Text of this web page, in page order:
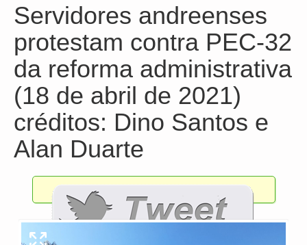
Servidores andreenses
protestam contra PEC-32
da reforma administrativa
(18 de abril de 2021)
créditos: Dino Santos e
Alan Duarte